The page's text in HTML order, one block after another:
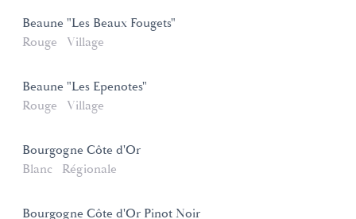
Beaune "Les Beaux Fougets"
Rouge
Village
Beaune "Les Epenotes"
Rouge
Village
Bourgogne Côte d'Or
Blanc
Régionale
Bourgogne Côte d'Or Pinot Noir